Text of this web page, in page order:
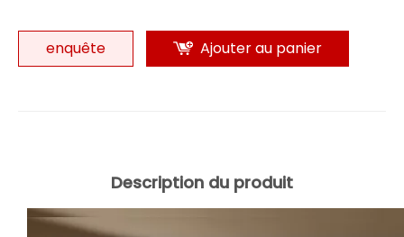
enquête Ajouter au panier
Description du produit